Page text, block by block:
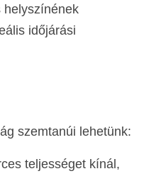
helyszínének
időjárási
szemtanúi lehetünk:
teljességet kínál,